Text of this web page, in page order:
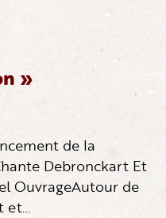
»
de la
Debronckart Et
OuvrageAutour de
et…